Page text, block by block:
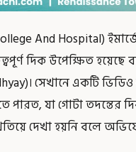
And Hospital)
দিক উপেক্ষিত হয়েছে
সেখানে একটি ভিডিও
যা গোটা তদন্তের
দেখা হয়নি বলে